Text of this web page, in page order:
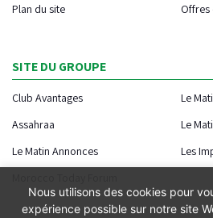
Plan du site
SITE DU GROUPE
Club Avantages
Le
Assahraa
Le
Le Matin Annonces
Les
Nous utilisons des cookies pour
expérience possible sur notre site